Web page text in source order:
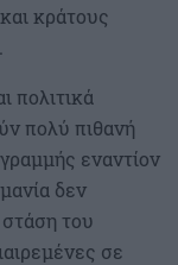
κράτους
πολιτικά
πολύ πιθανή
εναντίον
δεν
του
σε